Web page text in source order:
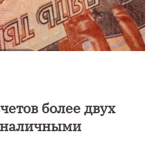
более двух
наличными